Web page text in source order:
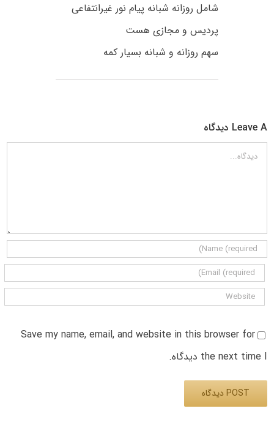
شامل روزانه شبانه پیام نور غیرانتفاعی
پردیس و مجازی هست
سهم روزانه و شبانه بسیار کمه
Leave A دیدگاه
دیدگاه
Save my name, email, and website in this browser for
the next time I دیدگاه.